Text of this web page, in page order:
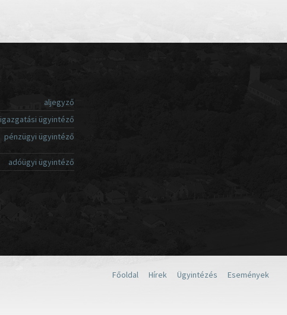
aljegyző
igazgatási ügyintéző
pénzügyi ügyintéző
adóügyi ügyintéző
Főoldal Hírek Ügyintézés Események